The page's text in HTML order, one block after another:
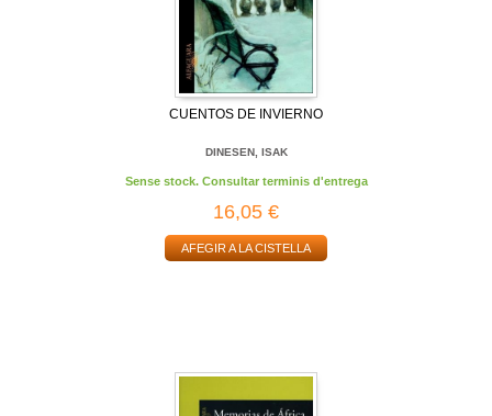
CUENTOS DE INVIERNO
DINESEN, ISAK
Sense stock. Consultar terminis d'entrega
16,05 €
AFEGIR A LA CISTELLA